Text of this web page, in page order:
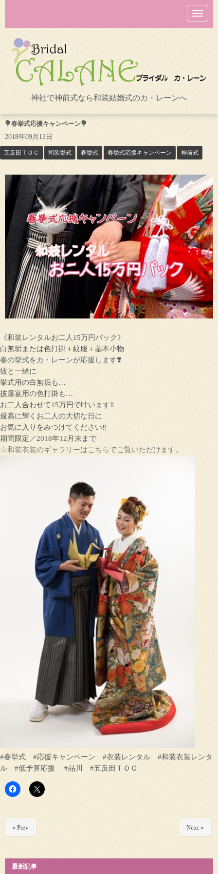
N
a
v
o
n
神社で神前式なら和装結婚式のカ・レーンへ
💐春挙式応援キャンペーン💐
2018年09月12日
五反田ＴＯＣ 和装挙式 春挙式 春挙式応援キャンペーン 神前式
《和装レンタルお二人15万円パック》
白無垢または色打掛＋紋服＋基本小物
春の挙式をカ・レーンが応援します❣️
彼と一緒に
挙式用の白無垢も…
披露宴用の色打掛も…
お二人合わせて15万円で叶います‼︎
最高に輝くお二人の大切な日に
お気に入りをみつけてください‼︎
期間限定／2018年12月末まで
☆和装衣装のギャラリーはこちらでご覧いただけます。
#春挙式 #応援キャンペーン #衣装レンタル #和装衣装レンタ
ル #低予算応援 #品川 #五反田ＴＯＣ
« Prev Next »
最新記事